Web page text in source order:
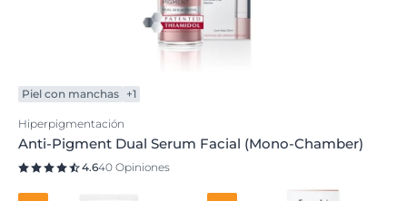
Piel con manchas +1
Hiperpigmentación
Anti-Pigment Dual Serum Facial (Mono-Chamber)
4.640 Opiniones